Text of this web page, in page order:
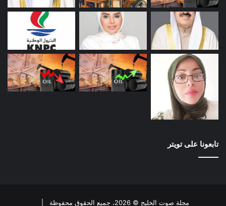
تابعونا على تويتر
مجلة صوت الخليج © 2026، جميع الحقوق محفوظة |